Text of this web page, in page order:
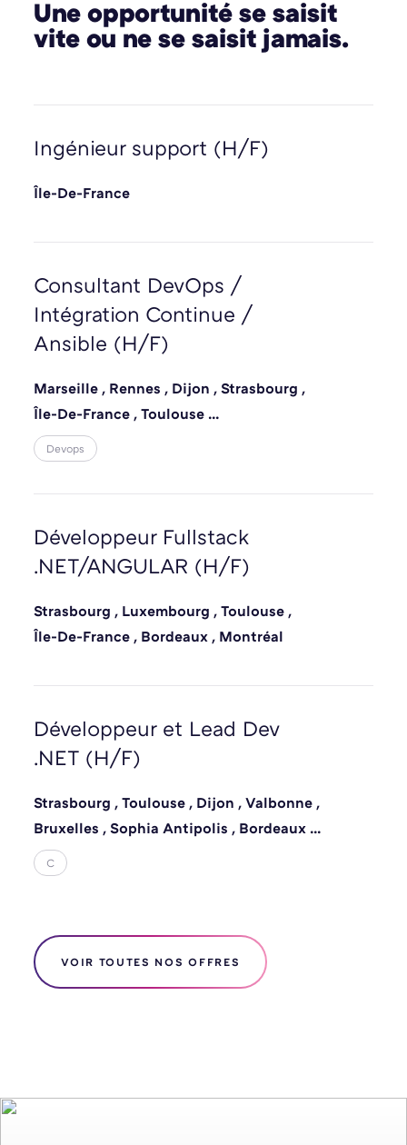
Une opportunité se saisit
vite ou ne se saisit jamais.
Ingénieur support (H/F)
Île-De-France
Consultant DevOps /
Intégration Continue /
Ansible (H/F)
Marseille , Rennes , Dijon ,Strasbourg ,
Île-De-France ,Toulouse ...
Boulogne-Billancourt
Metz,Valbonne
Devops
Développeur Fullstack
.NET/ANGULAR (H/F)
Strasbourg , Luxembourg ,Toulouse ,
Île-De-France , Bordeaux , Montréal
Développeur et Lead Dev
.NET (H/F)
Strasbourg ,Toulouse , Dijon ,Valbonne ,
Bruxelles ,Sophia Antipolis , Bordeaux ...
Île-De-France
C
VOIR TOUTES NOS OFFRES